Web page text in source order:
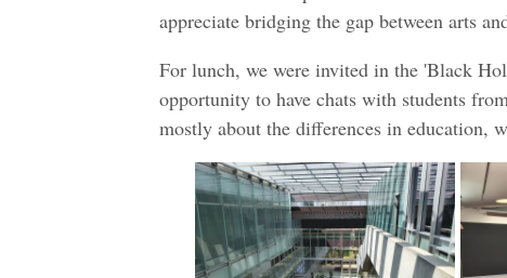
appreciate bridging the gap between arts
For lunch, we were invited in the 'Black
opportunity to have chats with students
mostly about the differences in education,